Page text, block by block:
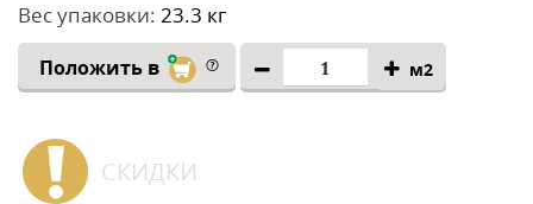
Вес упаковки: 23.3 кг
Положить в м2
СКИДКИ